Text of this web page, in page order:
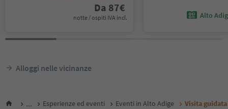
Da 87€
notte / ospiti IVA incl. Alto
Alloggi nelle vicinanze
... Esperienze ed eventi Eventi in Alto Adige Visita